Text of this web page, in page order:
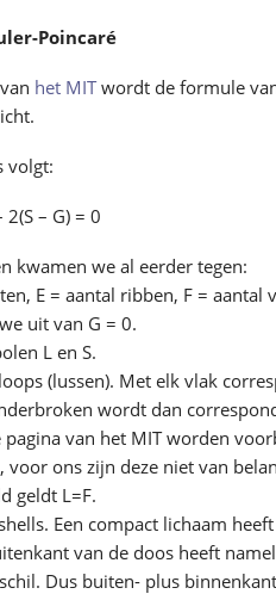
Poincaré
het MITwordt de formule
volgt:
2(S – G) = 0
kwamen we al eerder tegen:
E = aantal ribben, F = aantal
uit van G = 0.
L en S.
(lussen). Met elk vlak
wordt dan
pagina van het MIT worden
voor ons zijn deze niet van
geldt L=F.
Een compact lichaam
van de doos heeft
Dus buiten- plus